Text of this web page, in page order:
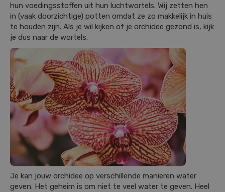
hun voedingsstoffen uit hun luchtwortels. Wij zetten hen
in (vaak doorzichtige) potten omdat ze zo makkelijk in huis
te houden zijn. Als je wil kijken of je orchidee gezond is, kijk
je dus naar de wortels.
Je kan jouw orchidee op verschillende manieren water
geven. Het geheim is om niet te veel water te geven. Heel